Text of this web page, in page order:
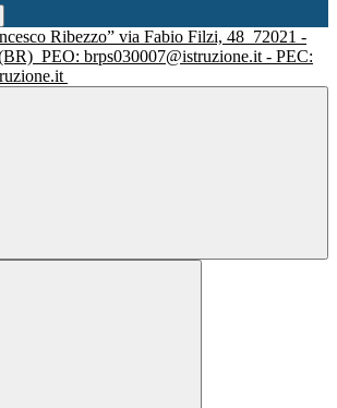
via Fabio Filzi, 48 72021 -
PEO: brps030007@istruzione.it - PEC: